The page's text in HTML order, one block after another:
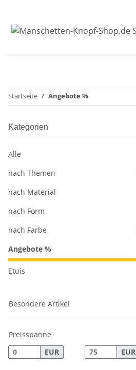
Startseite Angebote %
Kategorien
Alle
nach Themen
nach Material
nach Form
nach Farbe
Angebote %
Etuis
Besondere Artikel
Preisspanne
EUR
EUR